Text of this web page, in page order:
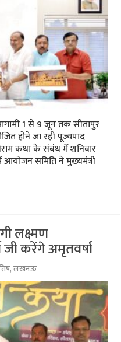
1 से 9 जून तक सीतापुर
होने जा रही पूज्यपाद
कथा के संबंध में शनिवार
आयोजन समिति ने मुख्यमंत्री
लक्ष्मण
जी करेंगे अमृतवर्षा
,लखनऊ